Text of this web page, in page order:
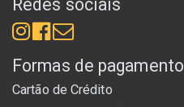
Redes sociais
Formas de pagamento
Cartão de Crédito